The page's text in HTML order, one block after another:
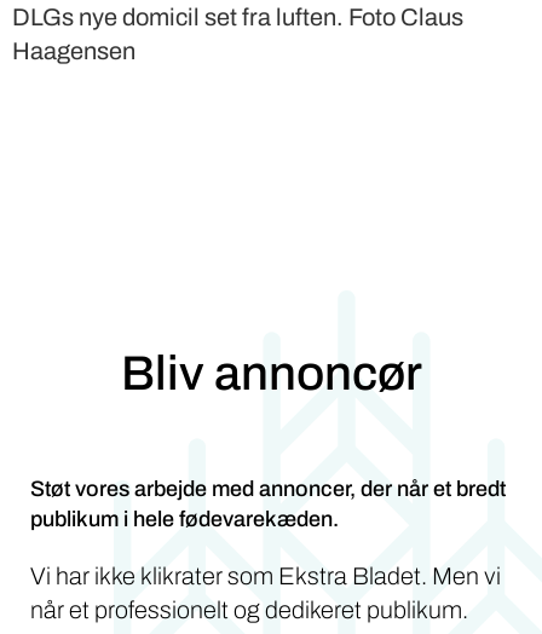
DLGs nye domicil set fra luften. Foto Claus
Haagensen
Bliv annoncør
Støt vores arbejde med annoncer, der når et bredt
publikum i hele fødevarekæden.
Vi har ikke klikrater som Ekstra Bladet. Men vi
når et professionelt og dedikeret publikum.